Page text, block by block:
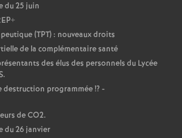
du 25 juin
(TPT) : nouveaux droits
de la complémentaire santé
des élus des personnels du Lycée
destruction programmée!? -
de CO2.
du 26 janvier